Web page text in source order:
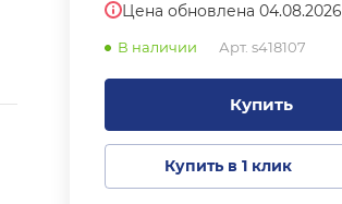
Цена обновлена 04.08.2026
В наличии Арт. s418107
Купить
Купить в 1 клик